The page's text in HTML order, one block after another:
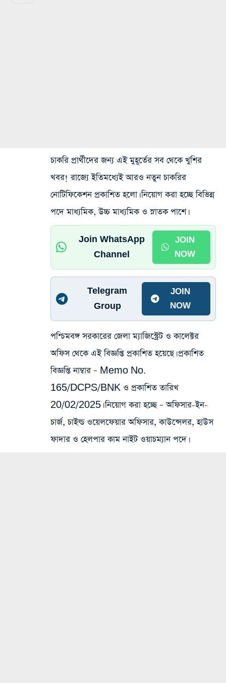
চাকরি প্রার্থীদের জন্য এই মুহূর্তের সব থেকে খুশির
খবর! রাজ্যে ইতিমধ্যেই আরও নতুন চাকরির
নোটিফিকেশন প্রকাশিত হলো। নিয়োগ করা হচ্ছে বিভিন্ন
পদে মাধ্যমিক, উচ্চ মাধ্যমিক ও স্নাতক পাশে।
Join WhatsApp
Channel
JOIN
NOW
Telegram
Group
JOIN
NOW
পশ্চিমবঙ্গ সরকারের জেলা ম্যাজিস্ট্রেট ও কালেক্টর
অফিস থেকে এই বিজ্ঞপ্তি প্রকাশিত হয়েছে। প্রকাশিত
বিজ্ঞপ্তি নাম্বার – Memo No.
165/DCPS/BNK ও প্রকাশিত তারিখ
20/02/2025। নিয়োগ করা হচ্ছে – অফিসার-ইন-
চার্জ, চাইল্ড ওয়েলফেয়ার অফিসার, কাউন্সেলর, হাউস
ফাদার ও হেলপার কাম নাইট ওয়াচম্যান পদে।